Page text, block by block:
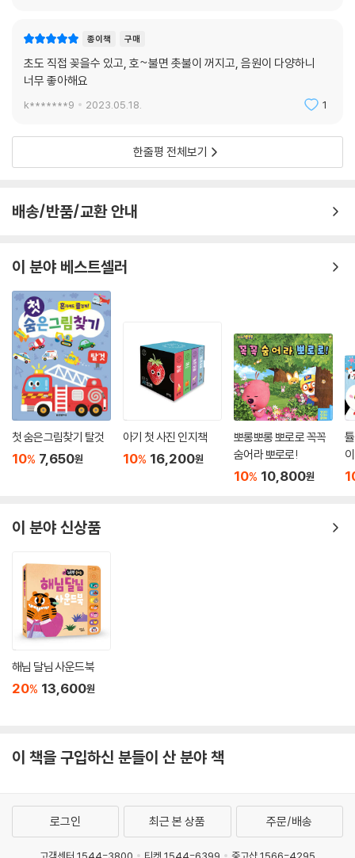
종이책 구매
초도 직접 꽂을수 있고, 호~불면 촛불이 꺼지고, 음원이 다양하니
너무 좋아해요
k*******9 2023.05.18. 1
한줄평 전체보기
배송/반품/교환 안내
이 분야 베스트셀러
첫 숨은그림찾기 탈것
10% 7,650원
아기 첫 사진 인지책
10% 16,200원
뽀롱뽀롱 뽀로로 꼭꼭
숨어라 뽀로로!
10% 10,800원
이 분야 신상품
해님 달님 사운드북
20% 13,600원
이 책을 구입하신 분들이 산 분야 책
로그인 최근 본 상품 주문/배송
고객센터 1544-3800 티켓 1544-6399 중고샵 1566-4295